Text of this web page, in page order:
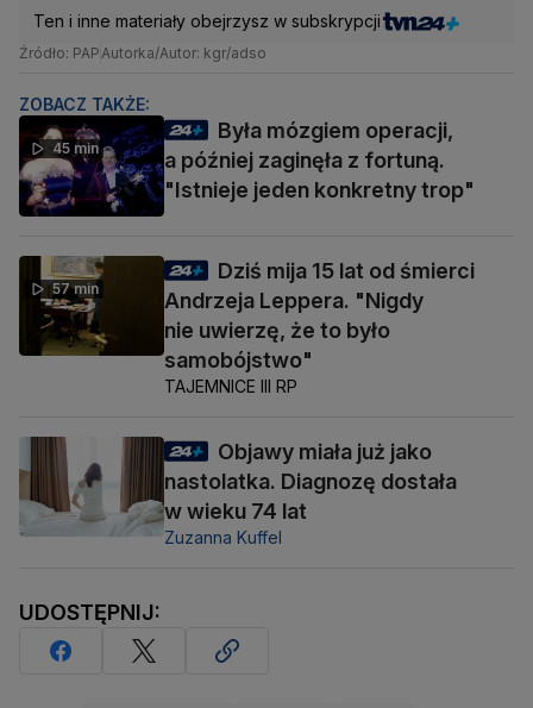
Ten i inne materiały obejrzysz w subskrypcji
Źródło: PAPAutorka/Autor: kgr/adso
ZOBACZ TAKŻE:
45 min
Była mózgiem operacji,
a później zaginęła z fortuną.
"Istnieje jeden konkretny trop"
57 min
Dziś mija 15 lat od śmierci
Andrzeja Leppera. "Nigdy
nie uwierzę, że to było
samobójstwo"
TAJEMNICE III RP
Objawy miała już jako
nastolatka. Diagnozę dostała
w wieku 74 lat
Zuzanna Kuffel
UDOSTĘPNIJ: